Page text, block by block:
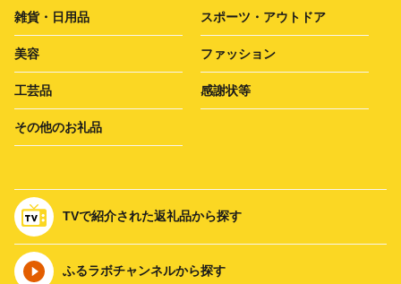
雑貨・日用品 スポーツ・アウトドア
美容 ファッション
工芸品 感謝状等
その他のお礼品
TVで紹介された返礼品から探す
ふるラボチャンネルから探す